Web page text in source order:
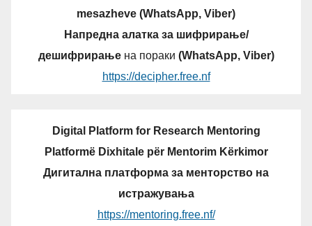
mesazheve (WhatsApp, Viber)
Напредна алатка за шифрирање/
дешифрирањена пораки (WhatsApp, Viber)
https://decipher.free.nf
Digital Platform for Research Mentoring
Platformë Dixhitale për Mentorim Kërkimor
Дигитална платформа за менторство на
истражувања
https://mentoring.free.nf/